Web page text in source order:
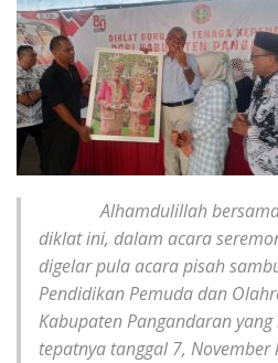
Alhamdulillah
diklat ini, dalam acara
digelar pula acara pisah
Pendidikan Pemuda dan
Kabupaten Pangandaran
tepatnya tanggal 7,